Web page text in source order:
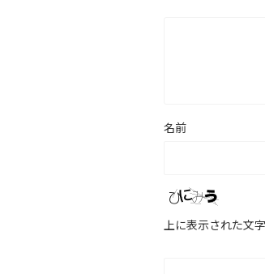
名前
上に表示された文